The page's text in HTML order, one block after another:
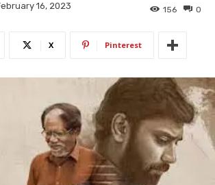
16, 2023 0
156
X Pinterest